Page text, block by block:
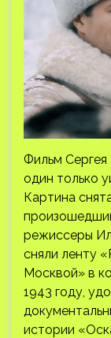
Фильм
один только
Картина
режиссеры
сняли ленту
Москвой» в
1943 году,
истории